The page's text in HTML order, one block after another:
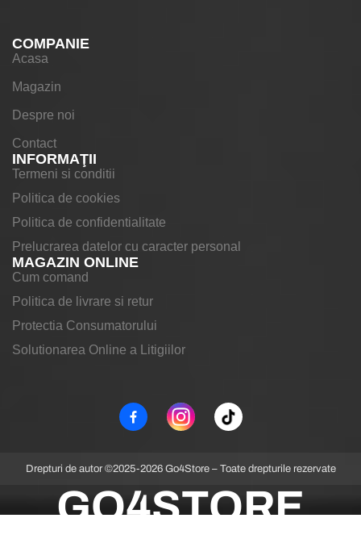
COMPANIE
Acasa
Magazin
Despre noi
Contact
INFORMAŢII
Termeni si conditii
Politica de cookies
Politica de confidentialitate
Prelucrarea datelor cu caracter personal
MAGAZIN ONLINE
Cum comand
Politica de livrare si retur
Protectia Consumatorului
Solutionarea Online a Litigiilor
Drepturi de autor ©2025-2026 Go4Store – Toate drepturile rezervate
GO4STORE